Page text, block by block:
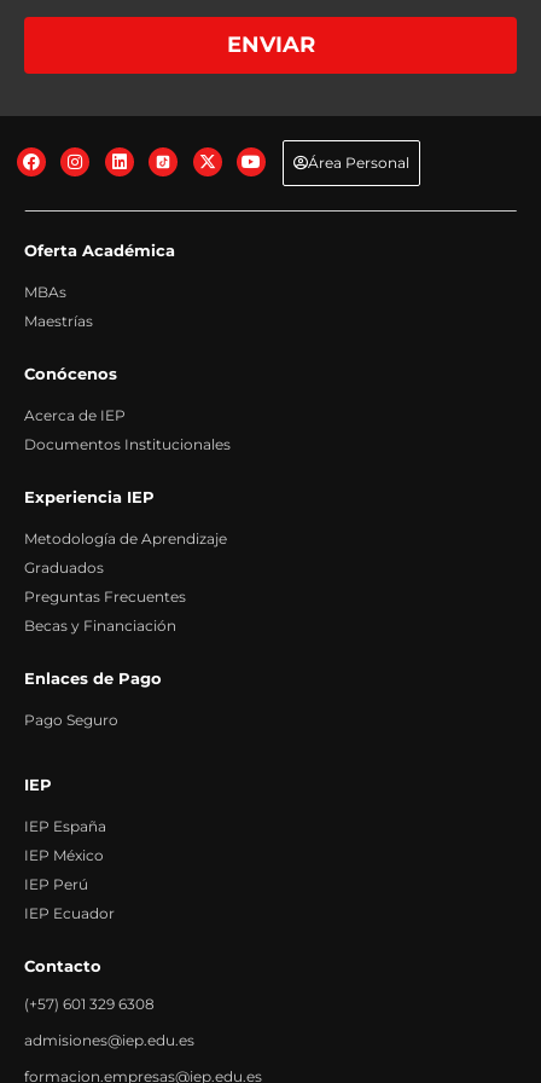
interesado.+info
Destinatarios: No se comunican los datos salvo por obligación legal.
tal y como explicamos en la información adicional.+info
sobre Protección de Datos en nuestra página web:+info
ENVIAR
Área Personal
Oferta Académica
MBAs
Maestrías
Conócenos
Acerca de IEP
Documentos Institucionales
Experiencia IEP
Metodología de Aprendizaje
Graduados
Preguntas Frecuentes
Becas y Financiación
Enlaces de Pago
Pago Seguro
IEP
IEP España
IEP México
IEP Perú
IEP Ecuador
Contacto
(+57) 601 329 6308
admisiones@iep.edu.es
formacion.empresas@iep.edu.es